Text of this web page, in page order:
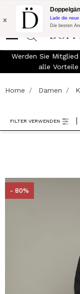
Blitzangebot:
10%
x
Lade die
Die besten
Werden Sie Mitglied
alle Vorteile
Home Damen
FILTER VERWENDEN
- 80%